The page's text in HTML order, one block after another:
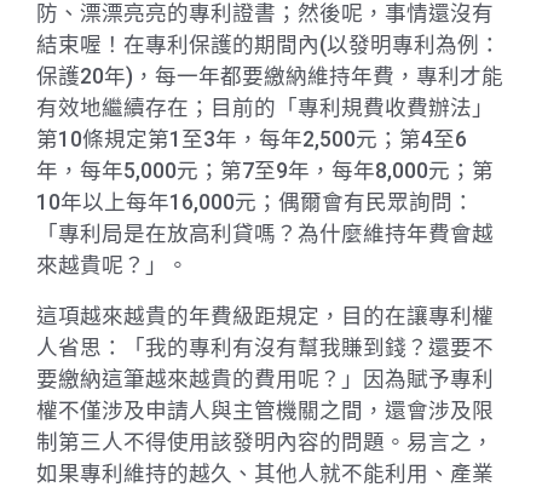
防、漂漂亮亮的專利證書；然後呢，事情還沒有
結束喔！在專利保護的期間內(以發明專利為例：
保護20年)，每一年都要繳納維持年費，專利才能
有效地繼續存在；目前的「專利規費收費辦法」
第10條規定第1至3年，每年2,500元；第4至6
年，每年5,000元；第7至9年，每年8,000元；第
10年以上每年16,000元；偶爾會有民眾詢問：
「專利局是在放高利貸嗎？為什麼維持年費會越
來越貴呢？」。
這項越來越貴的年費級距規定，目的在讓專利權
人省思：「我的專利有沒有幫我賺到錢？還要不
要繳納這筆越來越貴的費用呢？」因為賦予專利
權不僅涉及申請人與主管機關之間，還會涉及限
制第三人不得使用該發明內容的問題。易言之，
如果專利維持的越久、其他人就不能利用、產業